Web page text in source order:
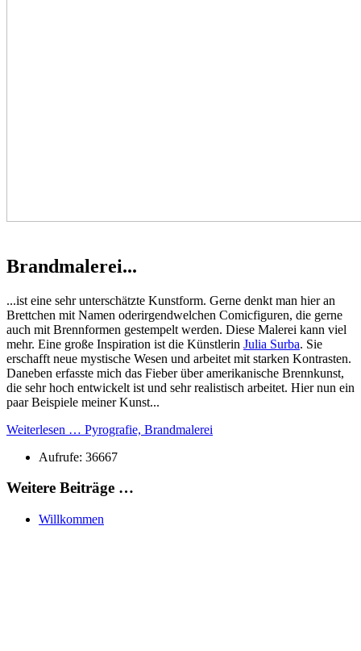
Brandmalerei...
...ist eine sehr unterschätzte Kunstform. Gerne denkt man hier an
Brettchen mit Namen oderirgendwelchen Comicfiguren, die gerne
auch mit Brennformen gestempelt werden. Diese Malerei kann viel
mehr. Eine große Inspiration ist die Künstlerin Julia Surba. Sie
erschafft neue mystische Wesen und arbeitet mit starken Kontrasten.
Daneben erfasste mich das Fieber über amerikanische Brennkunst,
die sehr hoch entwickelt ist und sehr realistisch arbeitet. Hier nun ein
paar Beispiele meiner Kunst...
Weiterlesen … Pyrografie, Brandmalerei
Aufrufe: 36667
Weitere Beiträge …
Willkommen